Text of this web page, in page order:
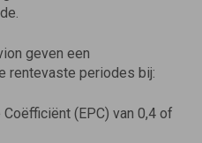
geven een
rentevaste periodes bij:
(EPC) van 0,4 of